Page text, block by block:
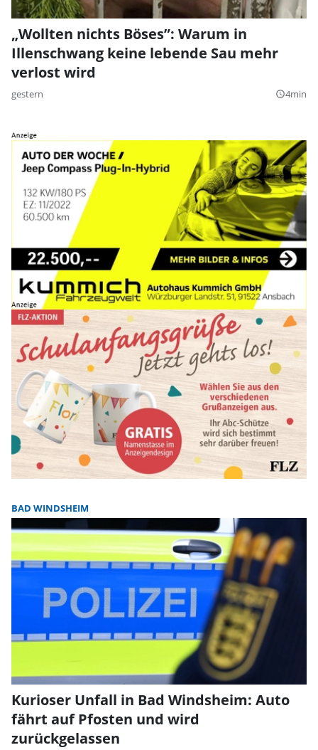
„Wollten nichts Böses”: Warum in
Illenschwang keine lebende Sau mehr
verlost wird
gestern query_builder4min
BAD WINDSHEIM
Kurioser Unfall in Bad Windsheim: Auto
fährt auf Pfosten und wird
zurückgelassen